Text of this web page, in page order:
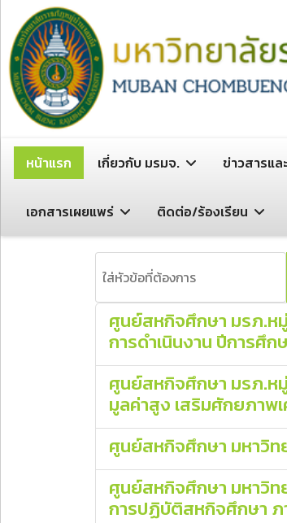
หน้าแรก เกี่ยวกับ มรมจ. ข่าวสารแล
เอกสารเผยแพร่ ติดต่อ/ร้องเรียน
ศูนย์สหกิจศึกษา มรภ.ห
การดำเนินงาน ปีการศึก
ศูนย์สหกิจศึกษา มรภ.ห
มูลค่าสูง เสริมศักยภาพ
ศูนย์สหกิจศึกษา มหาวิท
ศูนย์สหกิจศึกษา มหาวิท
การปฏิบัติสหกิจศึกษา ภ